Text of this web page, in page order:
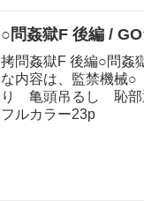
○問姦獄F 後編 /
拷問姦獄F 後編○問姦
な内容は、監禁機
り 亀頭吊るし 恥部
フルカラー23p